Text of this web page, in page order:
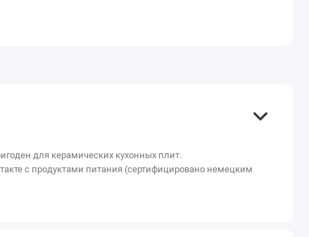
для керамических кухонных плит.
с продуктами питания (сертифицировано немецким